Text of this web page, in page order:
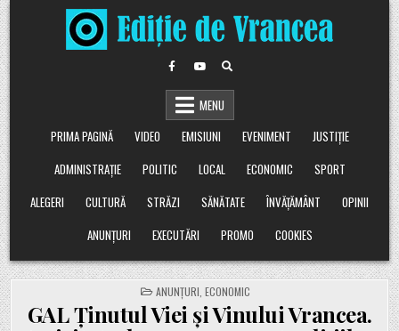
Skip
to
content
MENU
PRIMA PAGINĂ
VIDEO EMISIUNI EVENIMENT
JUSTIȚIE
ADMINISTRAȚIE
POLITIC LOCAL ECONOMIC
SPORT
ALEGERI
CULTURĂ STRĂZI SĂNĂTATE ÎNVĂȚĂMÂNT
OPINII
ANUNȚURI
EXECUTĂRI PROMO COOKIES
POSTED
IN
ANUNȚURI ECONOMIC
GAL Ținutul Viei și Vinului Vrancea.